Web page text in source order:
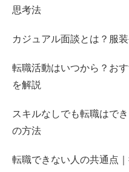
思考法
カジュアル面談とは？服
転職活動はいつから？お
を解説
スキルなしでも転職はで
の方法
転職できない人の共通点